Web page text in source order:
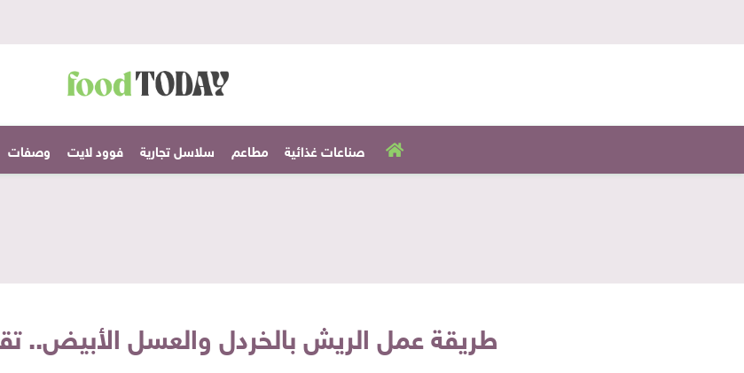
صناعات غذائية مطاعم سلاسل تجارية فوود لايت وصفات
طريقة عمل الريش بالخردل والعسل الأبيض..